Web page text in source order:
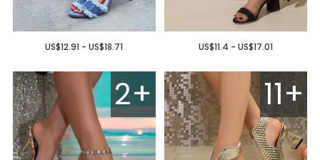
US$12.91 - US$18.71 US$11.4 - US$17.01
2+ 11+